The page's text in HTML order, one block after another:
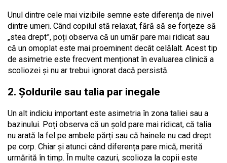
Unul dintre cele mai vizibile semne este diferența de nivel
dintre umeri. Când copilul stă relaxat, fără să se forțeze să
„stea drept”, poți observa că un umăr pare mai ridicat sau
că un omoplat este mai proeminent decât celălalt. Acest tip
de asimetrie este frecvent menționat în evaluarea clinică a
scoliozei și nu ar trebui ignorat dacă persistă.
2. Șoldurile sau talia par inegale
Un alt indiciu important este asimetria în zona taliei sau a
bazinului. Poți observa că un șold pare mai ridicat, că talia
nu arată la fel pe ambele părți sau că hainele nu cad drept
pe corp. Chiar și atunci când diferența pare mică, merită
urmărită în timp. În multe cazuri, scolioza la copii este